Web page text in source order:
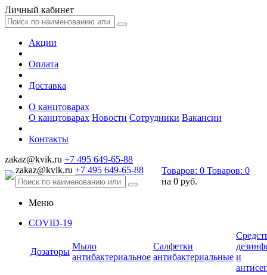
Личный кабинет
Акции
Оплата
Доставка
О канцтоварах
О канцтоварах Новости Сотрудники Вакансии
Контакты
zakaz@kvik.ru +7 495 649-65-88
zakaz@kvik.ru +7 495 649-65-88 Товаров: 0 Товаров: 0
на 0 руб.
Меню
COVID-19
Дозаторы
Мыло
антибактериальное
Салфетки
антибактериальные и